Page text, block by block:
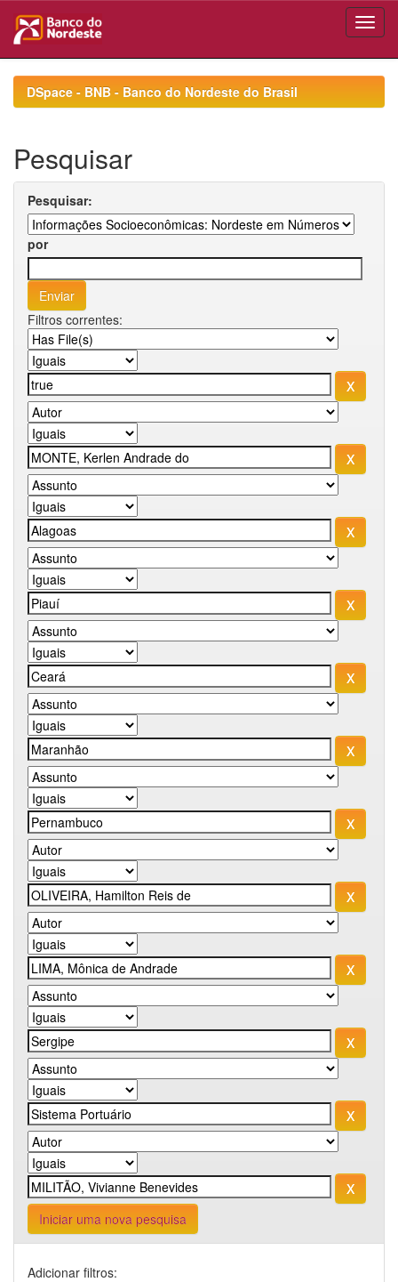
navigationDSpace - BNB - Banco do Nordeste do Brasil
Pesquisar
Pesquisar:
por
Filtros correntes:
Iniciar uma nova pesquisa
Adicionar filtros: